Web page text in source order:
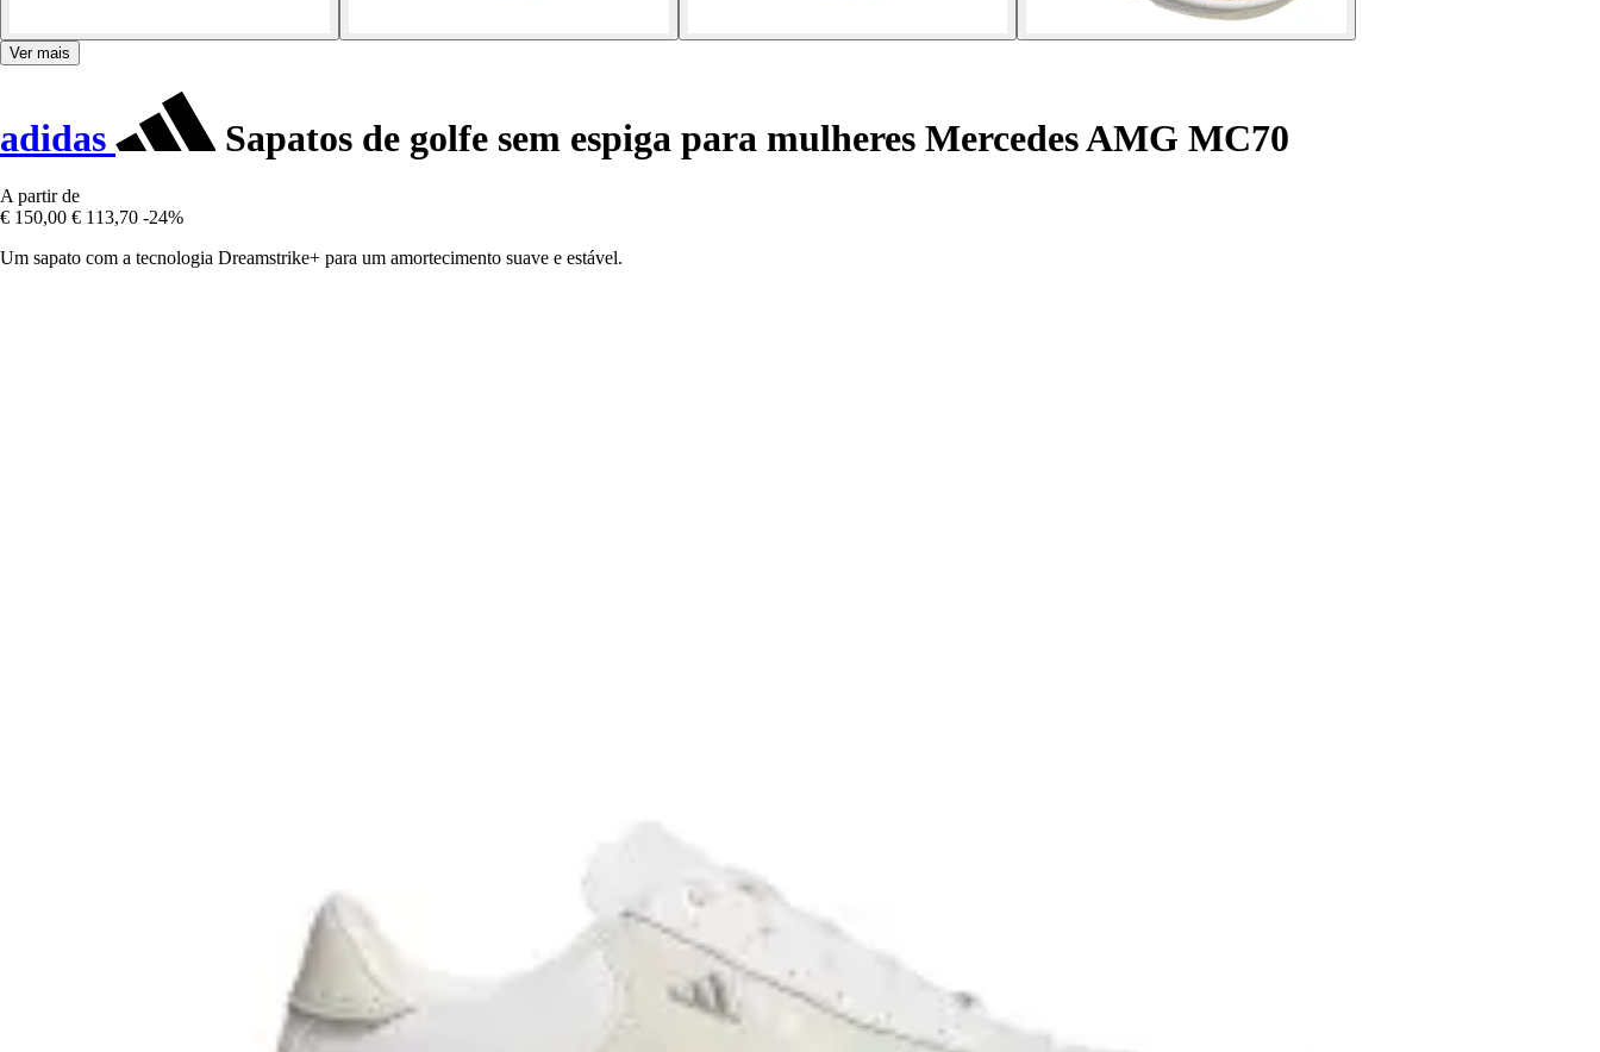
Ver mais
adidas Sapatos de golfe sem espiga para mulheres Mercedes AMG MC70
A partir de
€ 150,00 € 113,70 -24%
Um sapato com a tecnologia Dreamstrike+ para um amortecimento suave e estável.